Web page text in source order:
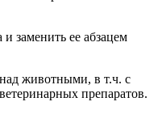
заменить ее абзацем
животными, в т.ч. с
препаратов.